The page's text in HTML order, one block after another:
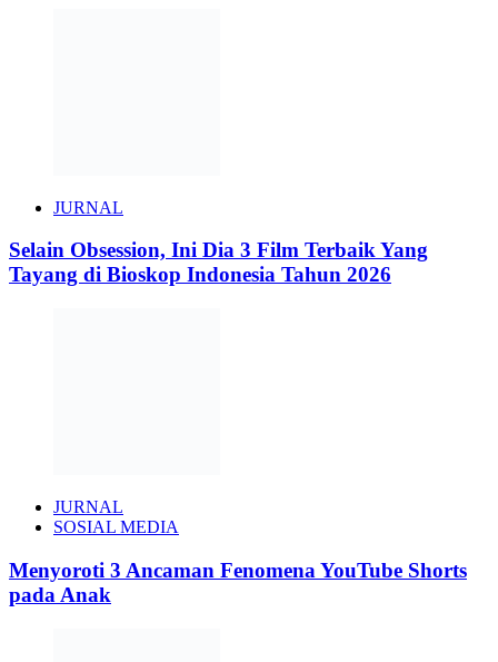
JURNAL
Selain Obsession, Ini Dia 3 Film Terbaik Yang
Tayang di Bioskop Indonesia Tahun 2026
JURNAL
SOSIAL MEDIA
Menyoroti 3 Ancaman Fenomena YouTube Shorts
pada Anak